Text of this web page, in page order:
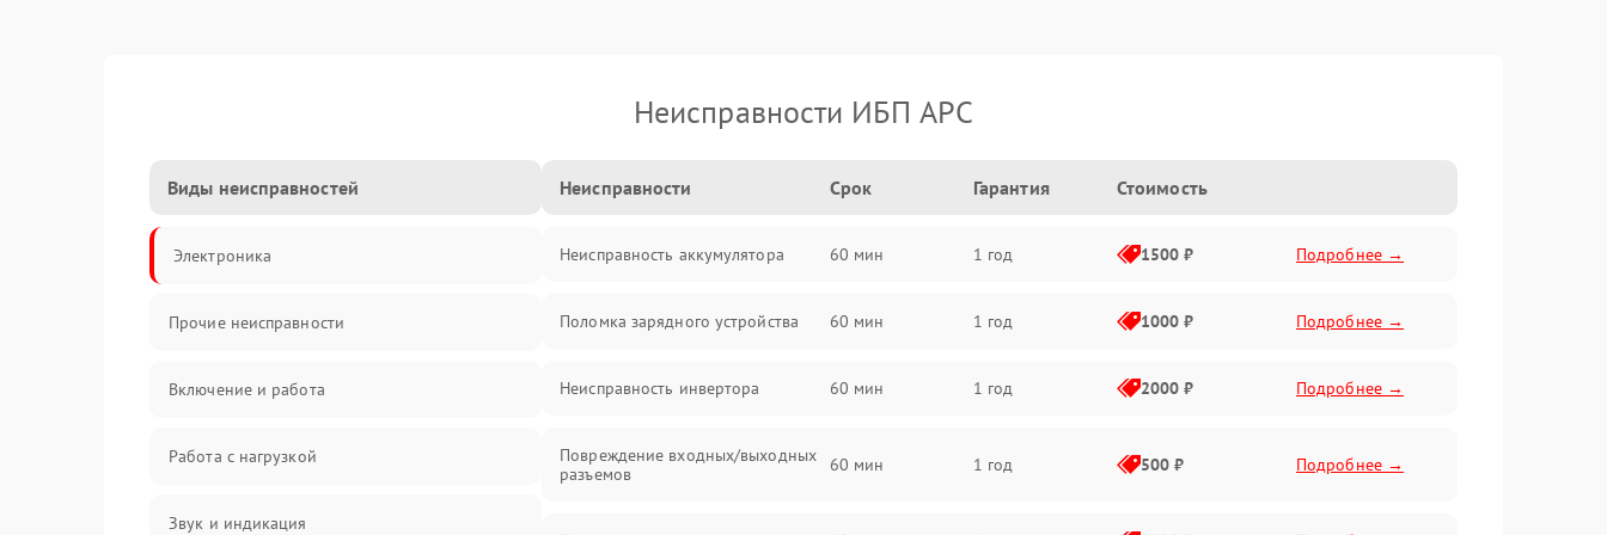
Неисправности ИБП APC
Виды неисправностей
Электроника
Прочие неисправности
Включение и работа
Работа с нагрузкой
Звук и индикация
Неисправности Срок Гарантия Стоимость
Неисправность аккумулятора 60 мин 1 год 1500 ₽ Подробнее →
Поломка зарядного устройства 60 мин 1 год 1000 ₽ Подробнее →
Неисправность инвертора 60 мин 1 год 2000 ₽ Подробнее →
Повреждение входных/выходных
разъемов
60 мин 1 год 500 ₽ Подробнее →